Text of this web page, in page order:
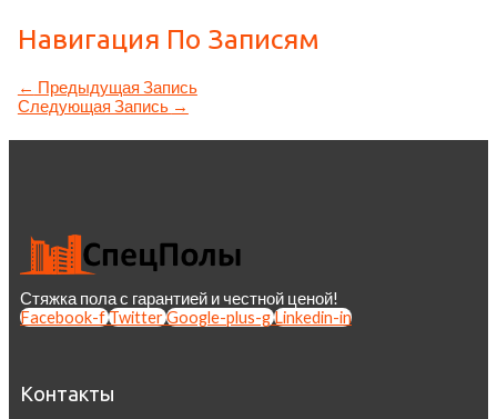
Навигация По Записям
← Предыдущая Запись
Следующая Запись →
Стяжка пола с гарантией и честной ценой!
Facebook-fTwitterGoogle-plus-gLinkedin-in
Контакты